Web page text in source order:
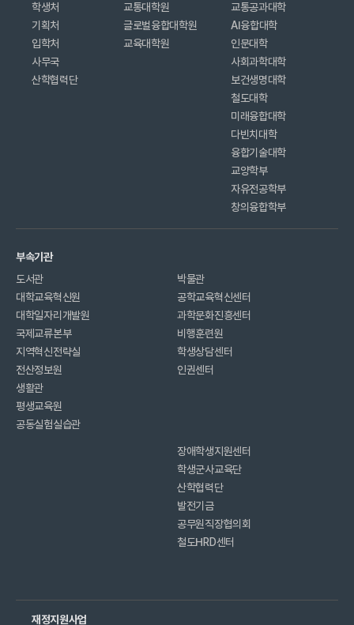
학생처
기획처
입학처
사무국
산학협력단
교통대학원
글로벌융합대학원
교육대학원
교통공과대학
AI융합대학
인문대학
사회과학대학
보건생명대학
철도대학
미래융합대학
다빈치대학
융합기술대학
교양학부
자유전공학부
창의융합학부
부속기관
도서관
대학교육혁신원
대학일자리개발원
국제교류본부
지역혁신전략실
전산정보원
생활관
평생교육원
공동실험실습관
박물관
공학교육혁신센터
과학문화진흥센터
비행훈련원
학생상담센터
인권센터
장애학생지원센터
학생군사교육단
산학협력단
발전기금
공무원직장협의회
철도HRD센터
재정지원사업